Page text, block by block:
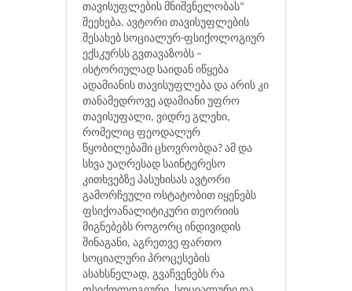
თავისუფლების მნიშვნელობას“
შეეხება. ავტორი თავისუფლების
შესახებ სოციალურ-ფსიქოლოგიურ
ექსკურსს გვთავაზობს –
ისტორიულად საიდან იწყება
ადამიანის თავისუფლება და არის კი
თანამედროვე ადამიანი უფრო
თავისუფალი, ვიდრე გლეხი,
რომელიც ფეოდალურ
წყობილებაში ცხოვრობდა? ამ და
სხვა უაღრესად საინტერესო
კითხვებზე პასუხისას ავტორი
გამორჩეული ოსტატობით იყენებს
ფსიქოანალიტიკური თეორიის
მიგნებებს როგორც ინდივიდის
შინაგანი, აგრეთვე ფართო
სოციალური პროცესების
ასახსნელად, გვაჩვენებს რა